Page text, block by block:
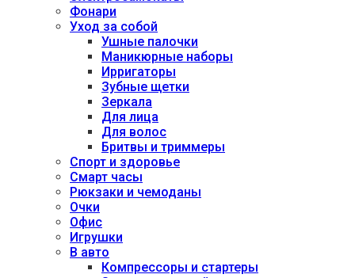
Фонари
Уход за собой
Ушные палочки
Маникюрные наборы
Ирригаторы
Зубные щетки
Зеркала
Для лица
Для волос
Бритвы и триммеры
Спорт и здоровье
Смарт часы
Рюкзаки и чемоданы
Очки
Офис
Игрушки
В авто
Компрессоры и стартеры